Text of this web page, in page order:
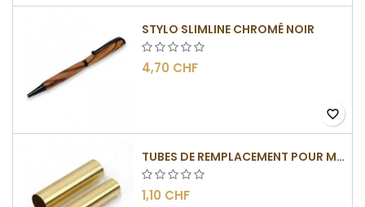
STYLO SLIMLINE CHROMÉ NOIR
4,70 CHF
favorite_border
TUBES DE REMPLACEMENT POUR MÉCANISME SLIMLINE
1,10 CHF